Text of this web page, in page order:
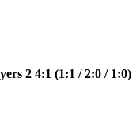
2 4:1 (1:1 / 2:0 / 1:0)